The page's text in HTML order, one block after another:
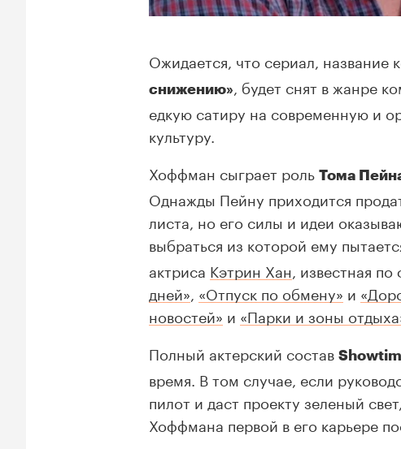
Ожидается, что сериал, название
снижению» , будет снят в жанре
едкую сатиру на современную и
культуру.
Хоффман сыграет роль Тома
Однажды Пейну приходится
листа, но его силы и идеи
выбраться из которой ему
актриса Кэтрин Хан , известная
дней» «Отпуск по обмену» и
новостей» и «Парки и зоны
Полный актерский состав
время. В том случае, если
пилот и даст проекту зеленый
Хоффмана первой в его карьере